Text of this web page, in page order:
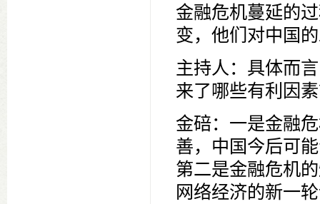
金融危机蔓延的
变，他们对中国
主持人：具体而
来了哪些有利因
金碚：一是金融
善，中国今后可
第二是金融危机
网络经济的新一